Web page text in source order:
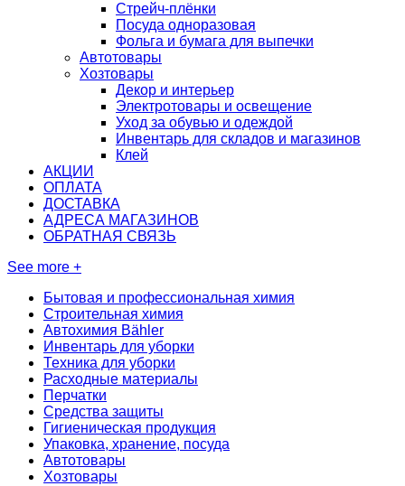
Стрейч-плёнки
Посуда одноразовая
Фольга и бумага для выпечки
Автотовары
Хозтовары
Декор и интерьер
Электротовары и освещение
Уход за обувью и одеждой
Инвентарь для складов и магазинов
Клей
АКЦИИ
ОПЛАТА
ДОСТАВКА
АДРЕСА МАГАЗИНОВ
ОБРАТНАЯ СВЯЗЬ
See more +
Бытовая и профессиональная химия
Строительная химия
Автохимия Bähler
Инвентарь для уборки
Техника для уборки
Расходные материалы
Перчатки
Средства защиты
Гигиеническая продукция
Упаковка, хранение, посуда
Автотовары
Хозтовары